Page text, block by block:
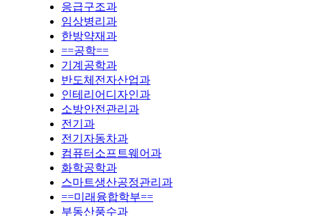
응급구조과
임상병리과
한방약재과
==공학==
기계공학과
반도체전자산업과
인테리어디자인과
소방안전관리과
전기과
전기자동차과
컴퓨터소프트웨어과
화학공학과
스마트생산공정관리과
==미래융합학부==
부동산풍수과